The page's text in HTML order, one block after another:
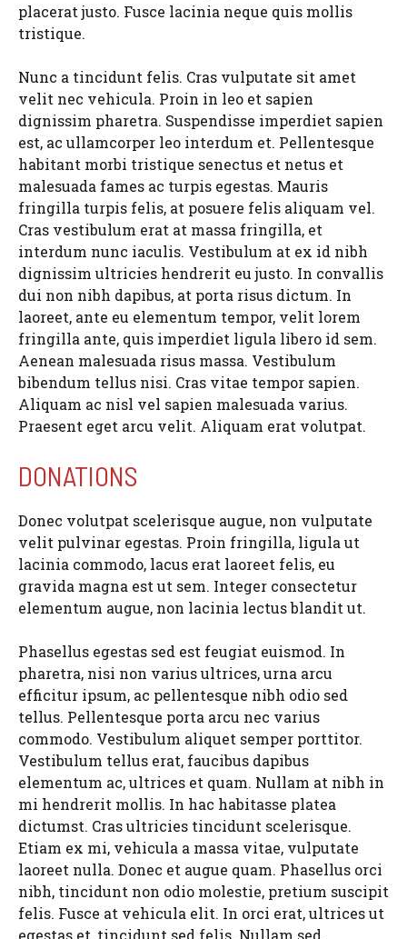
placerat justo. Fusce lacinia neque quis mollis
tristique.
Nunc a tincidunt felis. Cras vulputate sit amet
velit nec vehicula. Proin in leo et sapien
dignissim pharetra. Suspendisse imperdiet sapien
est, ac ullamcorper leo interdum et. Pellentesque
habitant morbi tristique senectus et netus et
malesuada fames ac turpis egestas. Mauris
fringilla turpis felis, at posuere felis aliquam vel.
Cras vestibulum erat at massa fringilla, et
interdum nunc iaculis. Vestibulum at ex id nibh
dignissim ultricies hendrerit eu justo. In convallis
dui non nibh dapibus, at porta risus dictum. In
laoreet, ante eu elementum tempor, velit lorem
fringilla ante, quis imperdiet ligula libero id sem.
Aenean malesuada risus massa. Vestibulum
bibendum tellus nisi. Cras vitae tempor sapien.
Aliquam ac nisl vel sapien malesuada varius.
Praesent eget arcu velit. Aliquam erat volutpat.
DONATIONS
Donec volutpat scelerisque augue, non vulputate
velit pulvinar egestas. Proin fringilla, ligula ut
lacinia commodo, lacus erat laoreet felis, eu
gravida magna est ut sem. Integer consectetur
elementum augue, non lacinia lectus blandit ut.
Phasellus egestas sed est feugiat euismod. In
pharetra, nisi non varius ultrices, urna arcu
efficitur ipsum, ac pellentesque nibh odio sed
tellus. Pellentesque porta arcu nec varius
commodo. Vestibulum aliquet semper porttitor.
Vestibulum tellus erat, faucibus dapibus
elementum ac, ultrices et quam. Nullam at nibh in
mi hendrerit mollis. In hac habitasse platea
dictumst. Cras ultricies tincidunt scelerisque.
Etiam ex mi, vehicula a massa vitae, vulputate
laoreet nulla. Donec et augue quam. Phasellus orci
nibh, tincidunt non odio molestie, pretium suscipit
felis. Fusce at vehicula elit. In orci erat, ultrices ut
egestas et, tincidunt sed felis. Nullam sed